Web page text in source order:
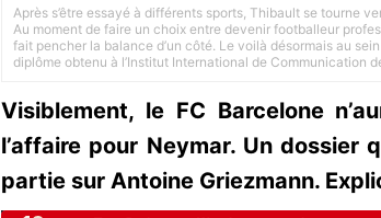
Après s’être essayé à différents sports, Thibault se tourne
Au moment de faire un choix entre devenir footballeur
fait pencher la balance d’un côté. Le voilà désormais au
diplôme obtenu à l’Institut International de Communication
Visiblement, le FC Barcelone
l’affaire pour Neymar. Un dossier
partie sur Antoine Griezmann.